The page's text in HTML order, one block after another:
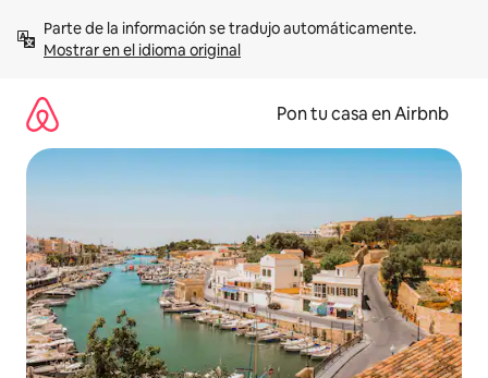
contenidoMostrar en el idioma original
Pon tu casa en Airbnb